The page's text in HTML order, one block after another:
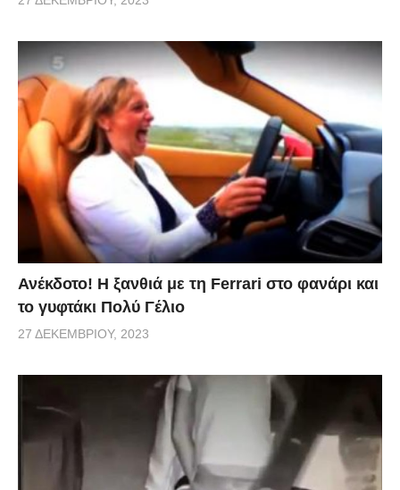
Ανέκδοτο! Η ξανθιά με τη Ferrari στο φανάρι και
το γυφτάκι Πολύ Γέλιο
27 ΔΕΚΕΜΒΡΊΟΥ, 2023